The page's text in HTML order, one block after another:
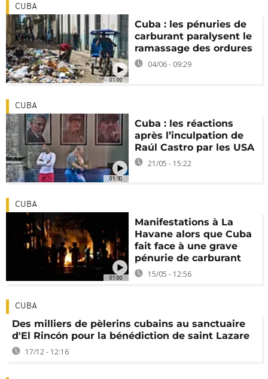
01:00
CUBA
Cuba : les pénuries de
carburant paralysent le
ramassage des ordures
04/06 - 09:29
01:30
CUBA
Cuba : les réactions
après l’inculpation de
Raúl Castro par les USA
21/05 - 15:22
01:00
CUBA
Manifestations à La
Havane alors que Cuba
fait face à une grave
pénurie de carburant
15/05 - 12:56
CUBA
Des milliers de pèlerins cubains au sanctuaire
d'El Rincón pour la bénédiction de saint Lazare
17/12 - 12:16